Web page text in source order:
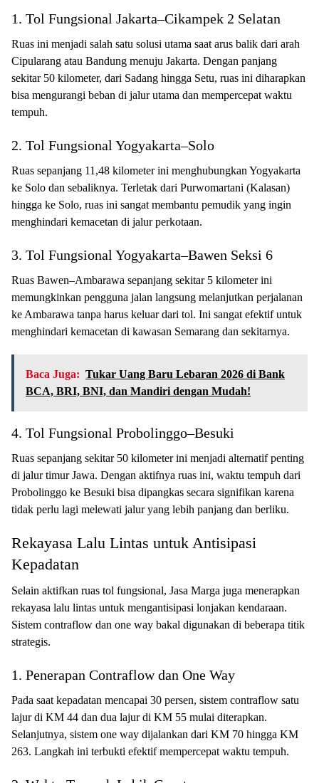
1. Tol Fungsional Jakarta–Cikampek 2 Selatan
Ruas ini menjadi salah satu solusi utama saat arus balik dari arah
Cipularang atau Bandung menuju Jakarta. Dengan panjang
sekitar 50 kilometer, dari Sadang hingga Setu, ruas ini diharapkan
bisa mengurangi beban di jalur utama dan mempercepat waktu
tempuh.
2. Tol Fungsional Yogyakarta–Solo
Ruas sepanjang 11,48 kilometer ini menghubungkan Yogyakarta
ke Solo dan sebaliknya. Terletak dari Purwomartani (Kalasan)
hingga ke Solo, ruas ini sangat membantu pemudik yang ingin
menghindari kemacetan di jalur perkotaan.
3. Tol Fungsional Yogyakarta–Bawen Seksi 6
Ruas Bawen–Ambarawa sepanjang sekitar 5 kilometer ini
memungkinkan pengguna jalan langsung melanjutkan perjalanan
ke Ambarawa tanpa harus keluar dari tol. Ini sangat efektif untuk
menghindari kemacetan di kawasan Semarang dan sekitarnya.
Baca Juga: Tukar Uang Baru Lebaran 2026 di Bank
BCA, BRI, BNI, dan Mandiri dengan Mudah!
4. Tol Fungsional Probolinggo–Besuki
Ruas sepanjang sekitar 50 kilometer ini menjadi alternatif penting
di jalur timur Jawa. Dengan aktifnya ruas ini, waktu tempuh dari
Probolinggo ke Besuki bisa dipangkas secara signifikan karena
tidak perlu lagi melewati jalur yang lebih panjang dan berliku.
Rekayasa Lalu Lintas untuk Antisipasi
Kepadatan
Selain aktifkan ruas tol fungsional, Jasa Marga juga menerapkan
rekayasa lalu lintas untuk mengantisipasi lonjakan kendaraan.
Sistem contraflow dan one way bakal digunakan di beberapa titik
strategis.
1. Penerapan Contraflow dan One Way
Pada saat kepadatan mencapai 30 persen, sistem contraflow satu
lajur di KM 44 dan dua lajur di KM 55 mulai diterapkan.
Selanjutnya, sistem one way dijalankan dari KM 70 hingga KM
263. Langkah ini terbukti efektif mempercepat waktu tempuh.